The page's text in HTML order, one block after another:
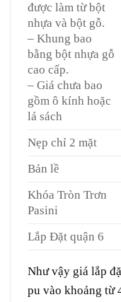
được làm từ bột
nhựa và bột gỗ.
– Khung bao
bằng bột nhựa gỗ
cao cấp.
– Giá chưa bao
gồm ô kính hoặc
lá sách
Nẹp chỉ 2 mặt
Bản lề
Khóa Tròn Trơn
Pasini
Lắp Đặt quận 6
Như vậy giá lắp
pu vào khoảng từ